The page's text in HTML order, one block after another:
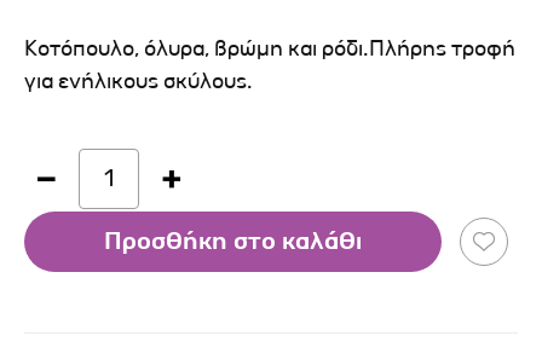
Κοτόπουλο, όλυρα, βρώμη και ρόδι.Πλήρης τροφή
για ενήλικους σκύλους.
1
Προσθήκη στο καλάθι